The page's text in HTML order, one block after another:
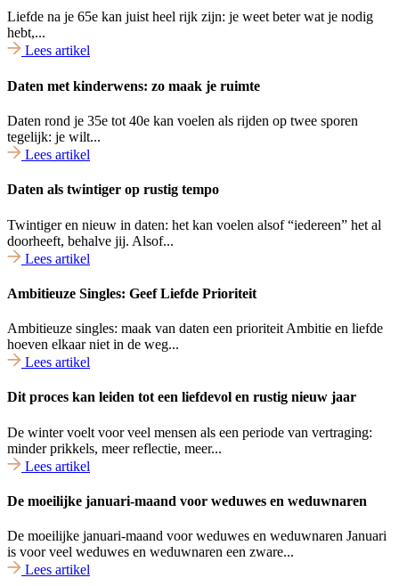
Liefde na je 65e kan juist heel rijk zijn: je weet beter wat je nodig
hebt,...
Lees artikel
Daten met kinderwens: zo maak je ruimte
Daten rond je 35e tot 40e kan voelen als rijden op twee sporen
tegelijk: je wilt...
Lees artikel
Daten als twintiger op rustig tempo
Twintiger en nieuw in daten: het kan voelen alsof “iedereen” het al
doorheeft, behalve jij. Alsof...
Lees artikel
Ambitieuze Singles: Geef Liefde Prioriteit
Ambitieuze singles: maak van daten een prioriteit Ambitie en liefde
hoeven elkaar niet in de weg...
Lees artikel
Dit proces kan leiden tot een liefdevol en rustig nieuw jaar
De winter voelt voor veel mensen als een periode van vertraging:
minder prikkels, meer reflectie, meer...
Lees artikel
De moeilijke januari-maand voor weduwes en weduwnaren
De moeilijke januari-maand voor weduwes en weduwnaren Januari
is voor veel weduwes en weduwnaren een zware...
Lees artikel